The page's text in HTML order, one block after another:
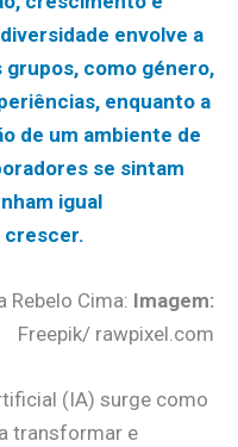
envolve a
como género,
enquanto a
de um ambiente de
se sintam
igual
crescer.
Rebelo Cima: Imagem:
Freepik/ rawpixel.com
(IA) surge como
transformar e